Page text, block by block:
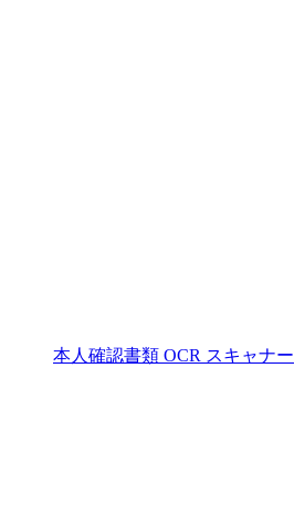
本人確認書類 OCR スキャナー